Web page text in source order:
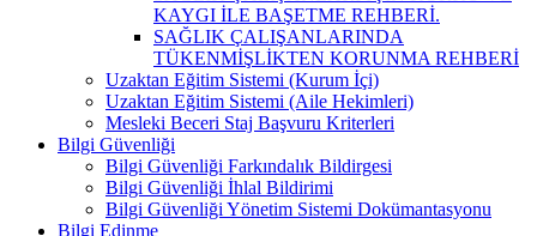
KAYGI İLE BAŞETME REHBERİ.
SAĞLIK ÇALIŞANLARINDA
TÜKENMİŞLİKTEN KORUNMA REHBERİ
Uzaktan Eğitim Sistemi (Kurum İçi)
Uzaktan Eğitim Sistemi (Aile Hekimleri)
Mesleki Beceri Staj Başvuru Kriterleri
Bilgi Güvenliği
Bilgi Güvenliği Farkındalık Bildirgesi
Bilgi Güvenliği İhlal Bildirimi
Bilgi Güvenliği Yönetim Sistemi Dokümantasyonu
Bilgi Edinme